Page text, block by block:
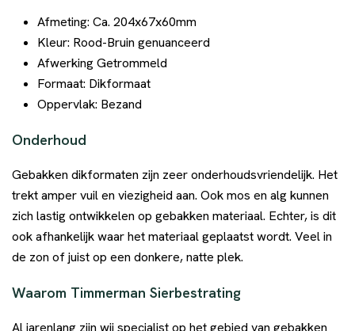
Afmeting: Ca. 204x67x60mm
Kleur: Rood-Bruin genuanceerd
Afwerking Getrommeld
Formaat: Dikformaat
Oppervlak: Bezand
Onderhoud
Gebakken dikformaten zijn zeer onderhoudsvriendelijk. Het
trekt amper vuil en viezigheid aan. Ook mos en alg kunnen
zich lastig ontwikkelen op gebakken materiaal. Echter, is dit
ook afhankelijk waar het materiaal geplaatst wordt. Veel in
de zon of juist op een donkere, natte plek.
Waarom Timmerman Sierbestrating
Al jarenlang zijn wij specialist op het gebied van gebakken